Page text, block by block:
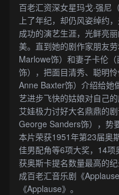
百老汇资深女星玛戈·强尼
上了年纪，却仍风姿绰约
成功的演艺生涯，光鲜亮
美。直到她的剧作家朋友
Marlowe饰）和妻子卡伦
饰），把面目清秀、聪明
Anne Baxter饰）介绍给她
艺进步飞快的姑娘对自己
艾娃极力讨好大名鼎鼎的
George Sanders饰），势
本片荣获1951年第23届奥
佳男配角等6项大奖，14
获奥斯卡提名数量最高的
成百老汇音乐剧《
《Applause》。